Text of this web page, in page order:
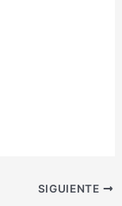
SIGUIENTE